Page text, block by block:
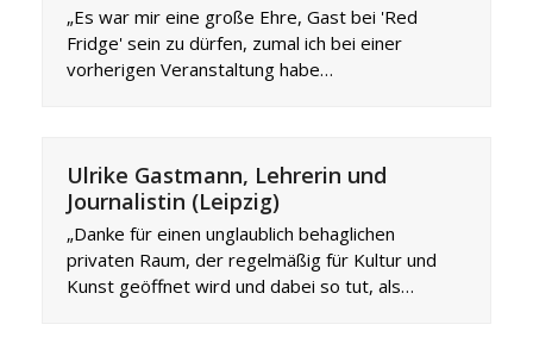
„Es war mir eine große Ehre, Gast bei 'Red
Fridge' sein zu dürfen, zumal ich bei einer
vorherigen Veranstaltung habe…
Ulrike Gastmann, Lehrerin und
Journalistin (Leipzig)
„Danke für einen unglaublich behaglichen
privaten Raum, der regelmäßig für Kultur und
Kunst geöffnet wird und dabei so tut, als…